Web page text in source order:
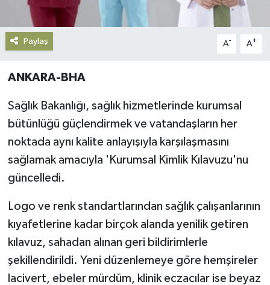
Paylaş A- A+
ANKARA-BHA
Sağlık Bakanlığı, sağlık hizmetlerinde kurumsal
bütünlüğü güçlendirmek ve vatandaşların her
noktada aynı kalite anlayışıyla karşılaşmasını
sağlamak amacıyla 'Kurumsal Kimlik Kılavuzu'nu
güncelledi.
Logo ve renk standartlarından sağlık çalışanlarının
kıyafetlerine kadar birçok alanda yenilik getiren
kılavuz, sahadan alınan geri bildirimlerle
şekillendirildi. Yeni düzenlemeye göre hemşireler
lacivert, ebeler mürdüm, klinik eczacılar ise beyaz
Politika
Sağlık
Siyaset
Spor